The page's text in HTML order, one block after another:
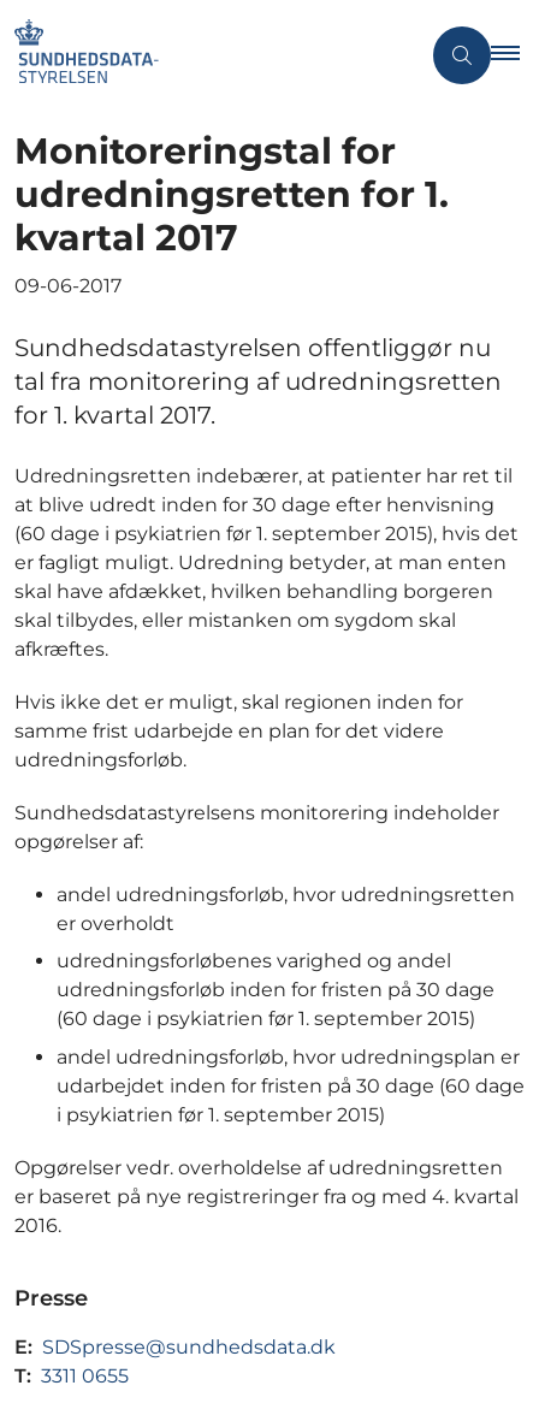
Monitoreringstal for
udredningsretten for 1.
kvartal 2017
09-06-2017
Sundhedsdatastyrelsen offentliggør nu
tal fra monitorering af udredningsretten
for 1. kvartal 2017.
Udredningsretten indebærer, at patienter har ret til
at blive udredt inden for 30 dage efter henvisning
(60 dage i psykiatrien før 1. september 2015), hvis det
er fagligt muligt. Udredning betyder, at man enten
skal have afdækket, hvilken behandling borgeren
skal tilbydes, eller mistanken om sygdom skal
afkræftes.
Hvis ikke det er muligt, skal regionen inden for
samme frist udarbejde en plan for det videre
udredningsforløb.
Sundhedsdatastyrelsens monitorering indeholder
opgørelser af:
andel udredningsforløb, hvor udredningsretten
er overholdt
udredningsforløbenes varighed og andel
udredningsforløb inden for fristen på 30 dage
(60 dage i psykiatrien før 1. september 2015)
andel udredningsforløb, hvor udredningsplan er
udarbejdet inden for fristen på 30 dage (60 dage
i psykiatrien før 1. september 2015)
Opgørelser vedr. overholdelse af udredningsretten
er baseret på nye registreringer fra og med 4. kvartal
2016.
Presse
E: SDSpresse@sundhedsdata.dk
T: 3311 0655